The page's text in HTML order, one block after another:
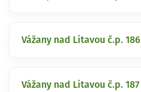
Vážany nad Litavou č.p. 186
Vážany nad Litavou č.p. 187